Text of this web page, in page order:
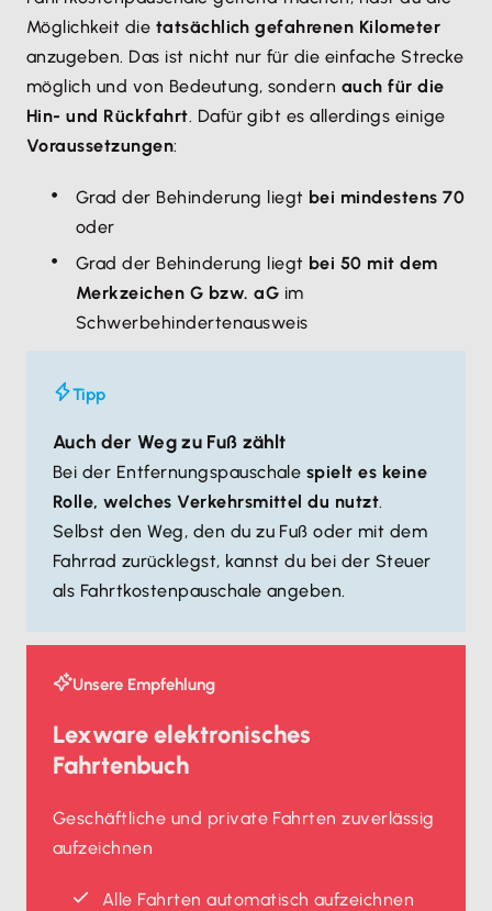
Möglichkeit die tatsächlich gefahrenen Kilometer
anzugeben. Das ist nicht nur für die einfache Strecke
möglich und von Bedeutung, sondern auch für die
Hin- und Rückfahrt. Dafür gibt es allerdings einige
Voraussetzungen:
Grad der Behinderung liegt bei mindestens 70
oder
Grad der Behinderung liegt bei 50 mit dem
Merkzeichen G bzw. aG im
Schwerbehindertenausweis
Tipp
Auch der Weg zu Fuß zählt
Bei der Entfernungspauschale spielt es keine
Rolle, welches Verkehrsmittel du nutzt.
Selbst den Weg, den du zu Fuß oder mit dem
Fahrrad zurücklegst, kannst du bei der Steuer
als Fahrtkostenpauschale angeben.
Unsere Empfehlung
Lexware elektronisches
Fahrtenbuch
Geschäftliche und private Fahrten zuverlässig
aufzeichnen
Alle Fahrten automatisch aufzeichnen